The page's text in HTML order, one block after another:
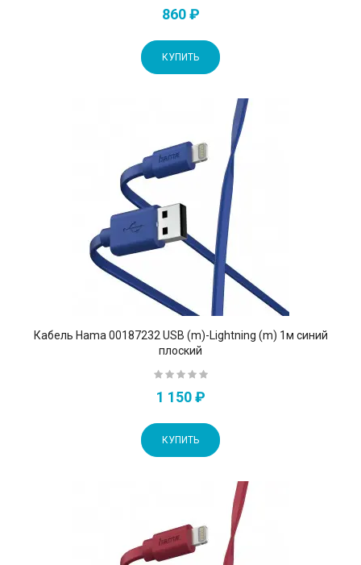
860 ₽
КУПИТЬ
Кабель Hama 00187232 USB (m)-Lightning (m) 1м синий
плоский
1 150 ₽
КУПИТЬ